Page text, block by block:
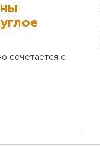
сочетается с